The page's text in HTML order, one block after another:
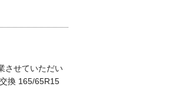
させていただい
換 165/65R15